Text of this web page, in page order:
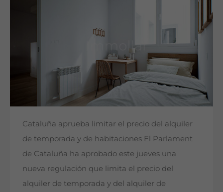
Cataluña aprueba limitar el precio del alquiler
de temporada y de habitaciones El Parlament
de Cataluña ha aprobado este jueves una
nueva regulación que limita el precio del
alquiler de temporada y del alquiler de